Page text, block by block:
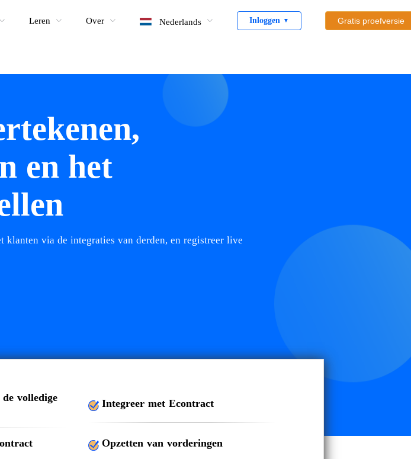
Leren Over Nederlands Inloggen ▼ Gratis proefversie
en het
via de integraties van derden, en registreer live
volledige
Integreer met Econtract
Opzetten van vorderingen